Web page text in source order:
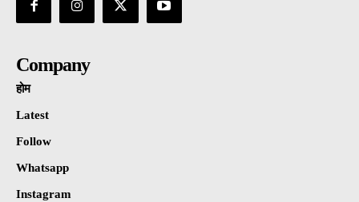
Company
होम
Latest
Follow
Whatsapp
Instagram